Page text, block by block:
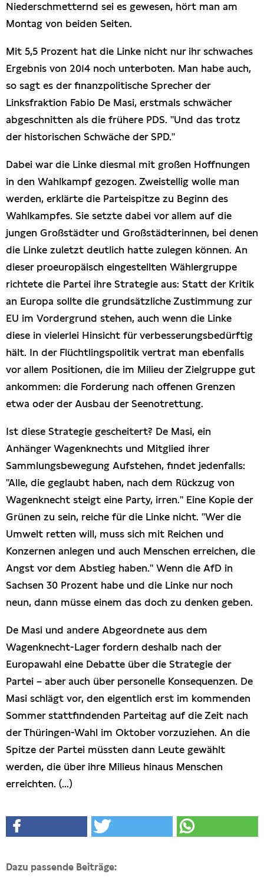
Niederschmetternd sei es gewesen, hört man am
Montag von beiden Seiten.
Mit 5,5 Prozent hat die Linke nicht nur ihr schwaches
Ergebnis von 2014 noch unterboten. Man habe auch,
so sagt es der finanzpolitische Sprecher der
Linksfraktion Fabio De Masi, erstmals schwächer
abgeschnitten als die frühere PDS. "Und das trotz
der historischen Schwäche der SPD."
Dabei war die Linke diesmal mit großen Hoffnungen
in den Wahlkampf gezogen. Zweistellig wolle man
werden, erklärte die Parteispitze zu Beginn des
Wahlkampfes. Sie setzte dabei vor allem auf die
jungen Großstädter und Großstädterinnen, bei denen
die Linke zuletzt deutlich hatte zulegen können. An
dieser proeuropäisch eingestellten Wählergruppe
richtete die Partei ihre Strategie aus: Statt der Kritik
an Europa sollte die grundsätzliche Zustimmung zur
EU im Vordergrund stehen, auch wenn die Linke
diese in vielerlei Hinsicht für verbesserungsbedürftig
hält. In der Flüchtlingspolitik vertrat man ebenfalls
vor allem Positionen, die im Milieu der Zielgruppe gut
ankommen: die Forderung nach offenen Grenzen
etwa oder der Ausbau der Seenotrettung.
Ist diese Strategie gescheitert? De Masi, ein
Anhänger Wagenknechts und Mitglied ihrer
Sammlungsbewegung Aufstehen, findet jedenfalls:
"Alle, die geglaubt haben, nach dem Rückzug von
Wagenknecht steigt eine Party, irren." Eine Kopie der
Grünen zu sein, reiche für die Linke nicht. "Wer die
Umwelt retten will, muss sich mit Reichen und
Konzernen anlegen und auch Menschen erreichen, die
Angst vor dem Abstieg haben." Wenn die AfD in
Sachsen 30 Prozent habe und die Linke nur noch
neun, dann müsse einem das doch zu denken geben.
De Masi und andere Abgeordnete aus dem
Wagenknecht-Lager fordern deshalb nach der
Europawahl eine Debatte über die Strategie der
Partei – aber auch über personelle Konsequenzen. De
Masi schlägt vor, den eigentlich erst im kommenden
Sommer stattfindenden Parteitag auf die Zeit nach
der Thüringen-Wahl im Oktober vorzuziehen. An die
Spitze der Partei müssten dann Leute gewählt
werden, die über ihre Milieus hinaus Menschen
erreichten. (...)
Dazu passende Beiträge: